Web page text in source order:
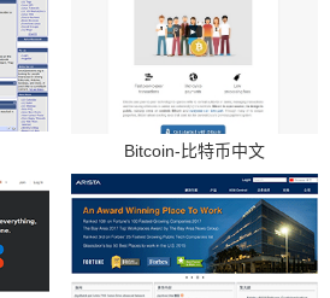
Bitcoin-比特币中文